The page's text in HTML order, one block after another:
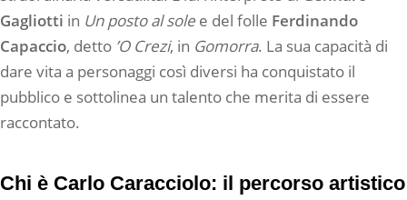
Gagliotti in Un posto al sole e del folle Ferdinando
Capaccio, detto ’O Crezi, in Gomorra. La sua capacità di
dare vita a personaggi così diversi ha conquistato il
pubblico e sottolinea un talento che merita di essere
raccontato.
Chi è Carlo Caracciolo: il percorso artistico